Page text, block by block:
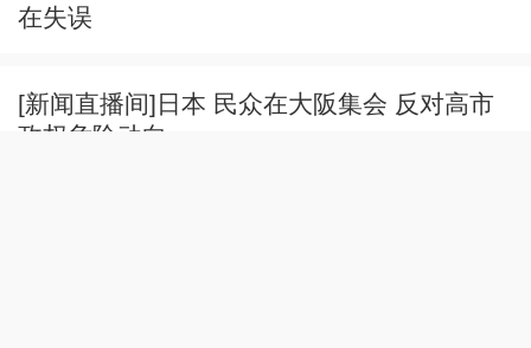
在失误
[新闻直播间]日本 民众在大阪集会 反对高市
政权危险动向